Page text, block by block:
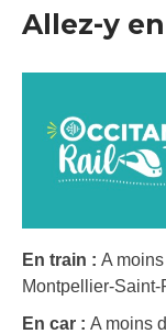
Allez-y
En train : A
Montpellier-Saint-
En car : A moins